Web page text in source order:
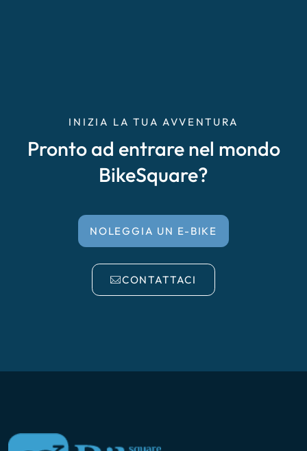
INIZIA LA TUA AVVENTURA
Pronto ad entrare nel mondo
BikeSquare?
NOLEGGIA UN E-BIKE
CONTATTACI